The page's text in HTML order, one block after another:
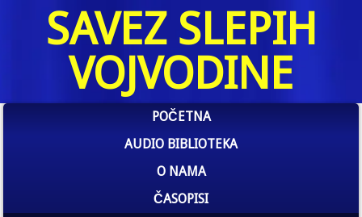
SAVEZ SLEPIH
VOJVODINE
POČETNA
AUDIO BIBLIOTEKA
O NAMA
ČASOPISI